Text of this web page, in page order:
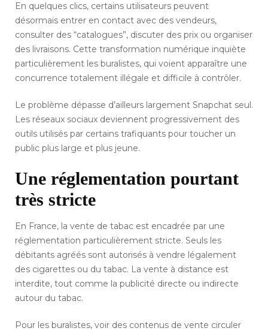
En quelques clics, certains utilisateurs peuvent
désormais entrer en contact avec des vendeurs,
consulter des “catalogues”, discuter des prix ou organiser
des livraisons. Cette transformation numérique inquiète
particulièrement les buralistes, qui voient apparaître une
concurrence totalement illégale et difficile à contrôler.
Le problème dépasse d’ailleurs largement Snapchat seul.
Les réseaux sociaux deviennent progressivement des
outils utilisés par certains trafiquants pour toucher un
public plus large et plus jeune.
Une réglementation pourtant
très stricte
En France, la vente de tabac est encadrée par une
réglementation particulièrement stricte. Seuls les
débitants agréés sont autorisés à vendre légalement
des cigarettes ou du tabac. La vente à distance est
interdite, tout comme la publicité directe ou indirecte
autour du tabac.
Pour les buralistes, voir des contenus de vente circuler